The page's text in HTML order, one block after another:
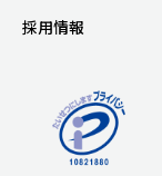
採用情報